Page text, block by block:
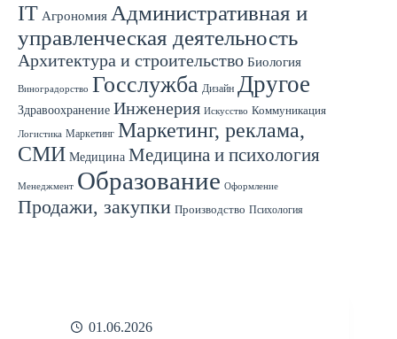
01.06.2026
IT Агрономия Административная и
управленческая деятельность
Архитектура и строительство Биология
Виноградорство Госслужба Дизайн Другое
Здравоохранение Инженерия Искусство Коммуникация
Логистика Маркетинг Маркетинг, реклама,
СМИ Медицина Медицина и психология
Менеджмент Образование Оформление
Продажи, закупки Производство Психология